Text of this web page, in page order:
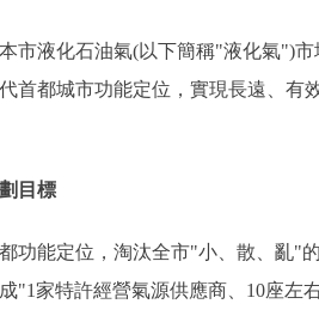
綠色北京
DEUTSCH
液化石油氣(以下簡稱"液化氣")市
首都城市功能定位，實現長遠、有
目標
能定位，淘汰全市"小、散、亂"的
"1家特許經營氣源供應商、10座左